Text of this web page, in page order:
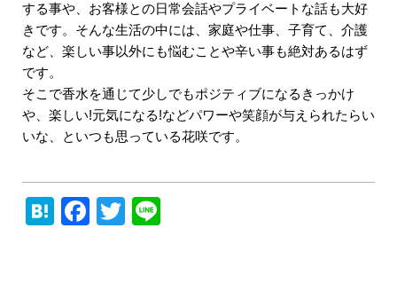
する事や、お客様との日常会話やプライベートな話も大好
きです。そんな生活の中には、家庭や仕事、子育て、介護
など、楽しい事以外にも悩むことや辛い事も絶対あるはず
です。
そこで香水を通じて少しでもポジティブになるきっかけ
や、楽しい!元気になる!などパワーや笑顔が与えられたらい
いな、といつも思っている花咲です。
Hatena
Facebook
Twitter